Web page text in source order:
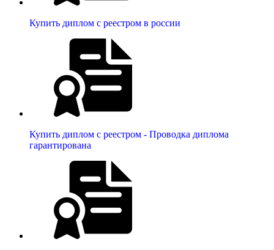
Купить диплом с реестром в россии
Купить диплом с реестром - Проводка диплома
гарантирована